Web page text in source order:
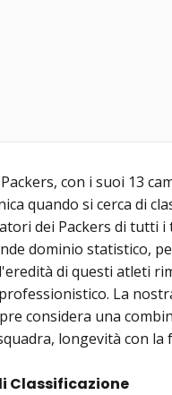
con i suoi 13
quando si cerca di
dei Packers di tutti
dominio statistico,
di questi atleti
La
considera una
longevità con
Classificazione